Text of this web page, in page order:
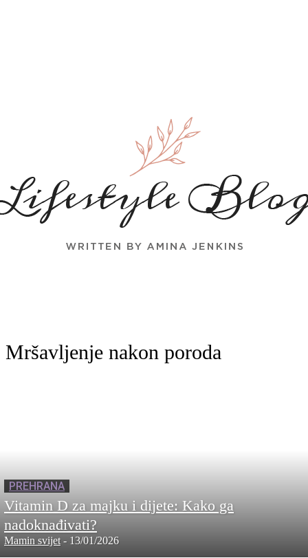
Mršavljenje nakon poroda
PREHRANA
Vitamin D za majku i dijete: Kako ga
nadoknađivati?
Mamin svijet - 13/01/2026